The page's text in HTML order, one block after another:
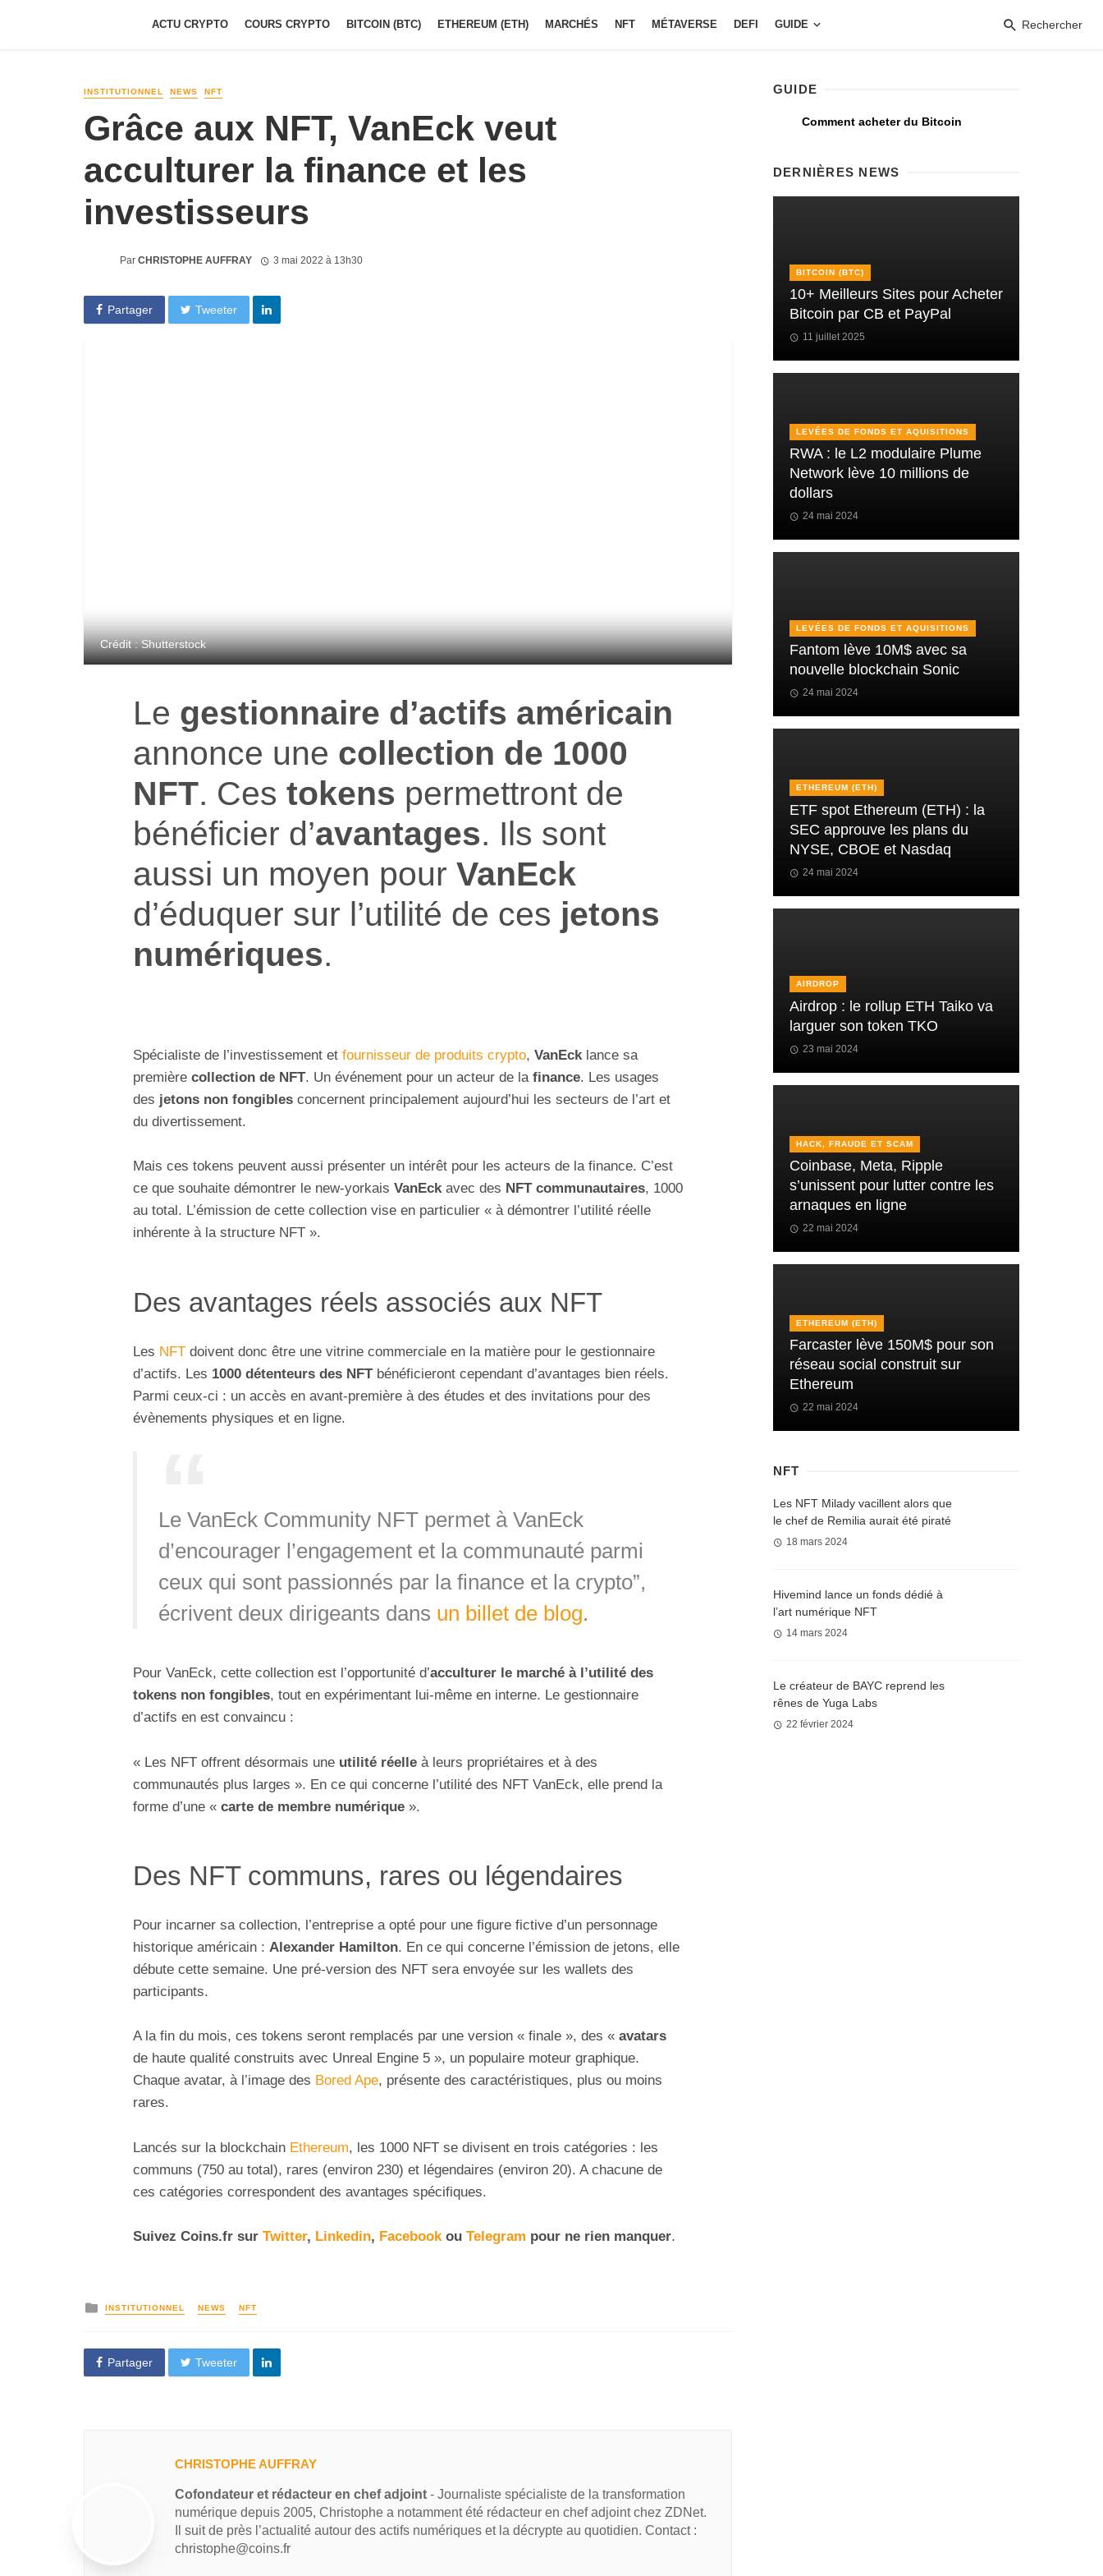
ACTU CRYPTO COURS CRYPTO BITCOIN (BTC) ETHEREUM (ETH) MARCHÉS NFT MÉTAVERSE DEFI GUIDE Rechercher
INSTITUTIONNEL NEWS NFT
Grâce aux NFT, VanEck veut
acculturer la finance et les
investisseurs
Par CHRISTOPHE AUFFRAY 3 mai 2022 à 13h30
Partager Tweeter
Crédit : Shutterstock
Le gestionnaire d’actifs américain
annonce une collection de 1000
NFT. Ces tokens permettront de
bénéficier d’avantages. Ils sont
aussi un moyen pour VanEck
d’éduquer sur l’utilité de ces jetons
numériques.
Spécialiste de l’investissement et fournisseur de produits crypto, VanEcklance sa
première collection de NFT. Un événement pour un acteur de la finance. Les usages
des jetons non fongibles concernent principalement aujourd’hui les secteurs de l’art et
du divertissement.
Mais ces tokens peuvent aussi présenter un intérêt pour les acteurs de la finance. C’est
ce que souhaite démontrer le new-yorkais VanEckavec des NFT communautaires, 1000
au total. L’émission de cette collection vise en particulier « à démontrer l’utilité réelle
inhérente à la structure NFT ».
Des avantages réels associés aux NFT
Les NFT doivent donc être une vitrine commerciale en la matière pour le gestionnaire
d’actifs. Les 1000 détenteurs des NFTbénéficieront cependant d’avantages bien réels.
Parmi ceux-ci : un accès en avant-première à des études et des invitations pour des
évènements physiques et en ligne.
Le VanEck Community NFT permet à VanEck
d’encourager l’engagement et la communauté parmi
ceux qui sont passionnés par la finance et la crypto”,
écrivent deux dirigeants dans un billet de blog.
Pour VanEck, cette collection est l’opportunité d’acculturer le marché à l’utilité des
tokens non fongibles, tout en expérimentant lui-même en interne. Le gestionnaire
d’actifs en est convaincu :
« Les NFT offrent désormais une utilité réelle à leurs propriétaires et à des
communautés plus larges ». En ce qui concerne l’utilité des NFT VanEck, elle prend la
forme d’une « carte de membre numérique ».
Des NFT communs, rares ou légendaires
Pour incarner sa collection, l’entreprise a opté pour une figure fictive d’un personnage
historique américain : Alexander Hamilton. En ce qui concerne l’émission de jetons, elle
débute cette semaine. Une pré-version des NFT sera envoyée sur les wallets des
participants.
A la fin du mois, ces tokens seront remplacés par une version « finale », des « avatars
de haute qualité construits avec Unreal Engine 5 », un populaire moteur graphique.
Chaque avatar, à l’image des Bored Ape, présente des caractéristiques, plus ou moins
rares.
Lancés sur la blockchain Ethereum, les 1000 NFT se divisent en trois catégories : les
communs (750 au total), rares (environ 230) et légendaires (environ 20). A chacune de
ces catégories correspondent des avantages spécifiques.
Suivez Coins.fr sur Twitter, Linkedin, Facebookou Telegram pour ne rien manquer.
INSTITUTIONNEL NEWS NFT
Partager Tweeter
CHRISTOPHE AUFFRAY
Cofondateur et rédacteur en chef adjoint - Journaliste spécialiste de la transformation
numérique depuis 2005, Christophe a notamment été rédacteur en chef adjoint chez ZDNet.
Il suit de près l’actualité autour des actifs numériques et la décrypte au quotidien. Contact :
christophe@coins.fr
GUIDE
Comment acheter du Bitcoin
DERNIÈRES NEWS
BITCOIN (BTC)
10+ Meilleurs Sites pour Acheter
Bitcoin par CB et PayPal
11 juillet 2025
LEVÉES DE FONDS ET AQUISITIONS
RWA : le L2 modulaire Plume
Network lève 10 millions de
dollars
24 mai 2024
LEVÉES DE FONDS ET AQUISITIONS
Fantom lève 10M$ avec sa
nouvelle blockchain Sonic
24 mai 2024
ETHEREUM (ETH)
ETF spot Ethereum (ETH) : la
SEC approuve les plans du
NYSE, CBOE et Nasdaq
24 mai 2024
AIRDROP
Airdrop : le rollup ETH Taiko va
larguer son token TKO
23 mai 2024
HACK, FRAUDE ET SCAM
Coinbase, Meta, Ripple
s’unissent pour lutter contre les
arnaques en ligne
22 mai 2024
ETHEREUM (ETH)
Farcaster lève 150M$ pour son
réseau social construit sur
Ethereum
22 mai 2024
NFT
Les NFT Milady vacillent alors que
le chef de Remilia aurait été piraté
18 mars 2024
Hivemind lance un fonds dédié à
l’art numérique NFT
14 mars 2024
Le créateur de BAYC reprend les
rênes de Yuga Labs
22 février 2024